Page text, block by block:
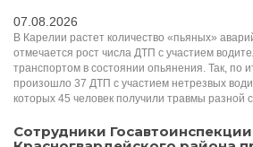
07.08.2026
В Карелии растет количество «пьяных»
отмечается рост числа ДТП с участием
транспортом в состоянии опьянения. Так, по
произошло 37 ДТП с участием нетрезвых
которых 45 человек получили травмы разной
Сотрудники Госавтоинспекции